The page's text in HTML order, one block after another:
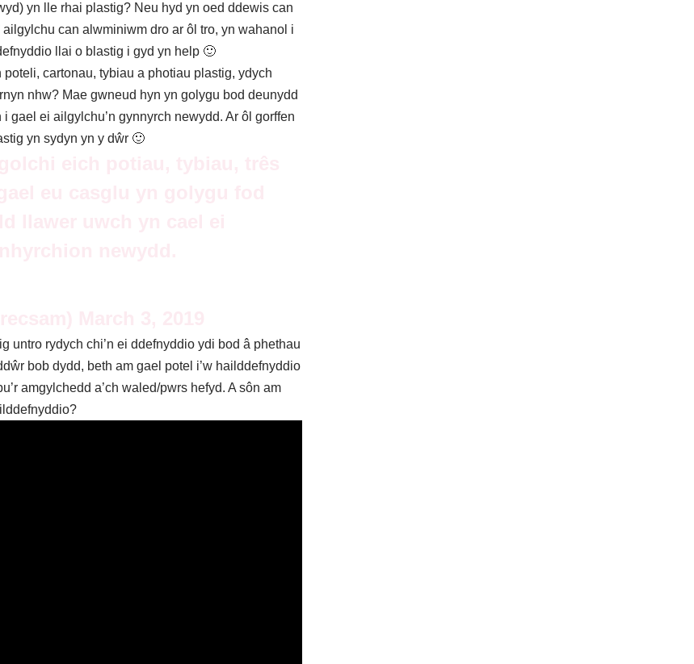
yn lle rhai plastig? Neu hyd yn oed ddewis can
can alwminiwm dro ar ôl tro, yn wahanol i
llai o blastig i gyd yn help 🙂
cartonau, tybiau a photiau plastig, ydych
nhw? Mae gwneud hyn yn golygu bod deunydd
ei ailgylchu’n gynnyrch newydd. Ar ôl gorffen
yn sydyn yn y dŵr 🙂
untro rydych chi’n ei ddefnyddio ydi bod â phethau
bob dydd, beth am gael potel i’w hailddefnyddio
amgylchedd a’ch waled/pwrs hefyd. A sôn am